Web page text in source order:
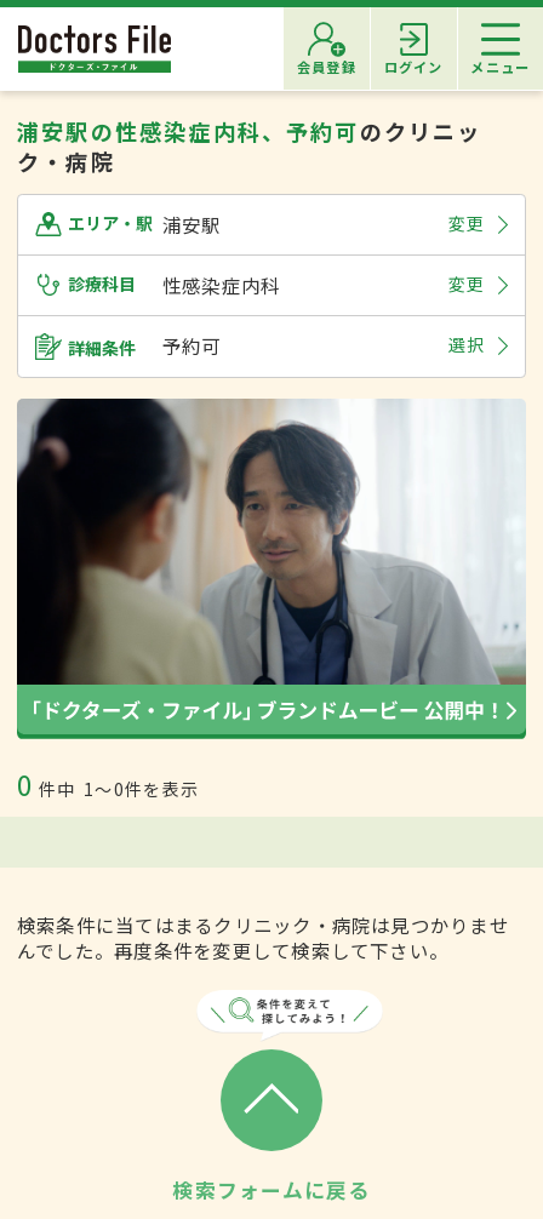
会員登録 ログイン メニュー
浦安駅の性感染症内科、予約可のクリニッ
ク・病院
エリア・駅 浦安駅 変更
診療科目 性感染症内科 変更
詳細条件 予約可 選択
0 件中 1〜0件を表示
検索条件に当てはまるクリニック・病院は見つかりませ
んでした。再度条件を変更して検索して下さい。
検索フォームに戻る